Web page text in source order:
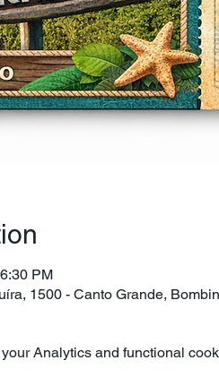
PM
1500 - Canto Grande,
Analytics and functional